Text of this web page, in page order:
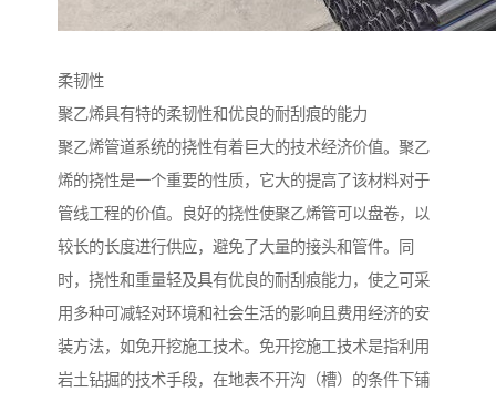
柔韧性
聚乙烯具有特的柔韧性和优良的耐刮痕的能力
聚乙烯管道系统的挠性有着巨大的技术经济价值。聚乙
烯的挠性是一个重要的性质，它大的提高了该材料对于
管线工程的价值。良好的挠性使聚乙烯管可以盘卷，以
较长的长度进行供应，避免了大量的接头和管件。同
时，挠性和重量轻及具有优良的耐刮痕能力，使之可采
用多种可减轻对环境和社会生活的影响且费用经济的安
装方法，如免开挖施工技术。免开挖施工技术是指利用
岩土钻掘的技术手段，在地表不开沟（槽）的条件下铺